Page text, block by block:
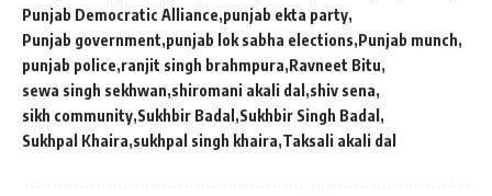
Punjab Democratic Alliance punjab ekta party
Punjab government punjab lok sabha elections Punjab munch
punjab police ranjit singh brahmpura Ravneet Bitu
sewa singh sekhwan shiromani akali dal shiv sena
sikh community Sukhbir Badal Sukhbir Singh Badal
Sukhpal Khaira sukhpal singh khaira Taksali akali dal